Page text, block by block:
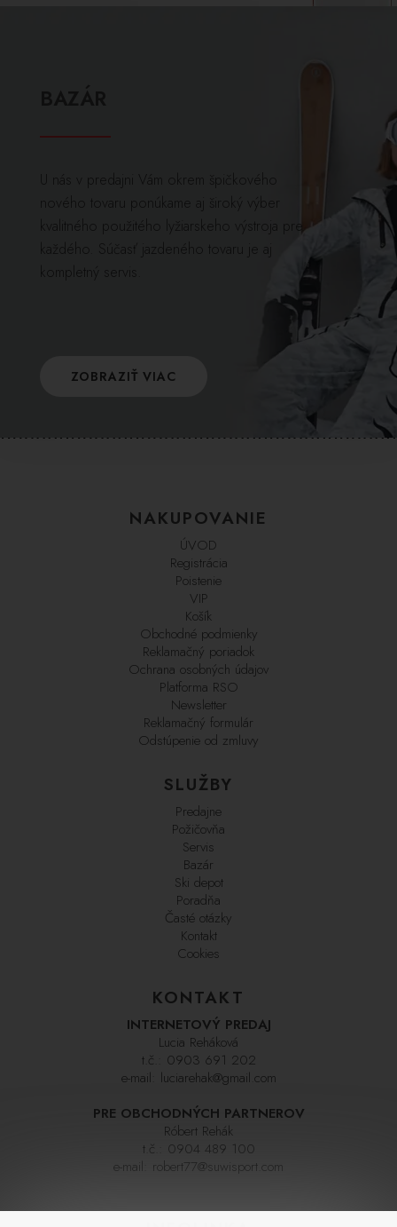
U nás v predajni Vám okrem špičkového
nového tovaru ponúkame aj široký výber
kvalitného použitého lyžiarskeho výstroja pre
každého. Súčasť jazdeného tovaru je aj
kompletný servis.
ZOBRAZIŤ VIAC
NAKUPOVANIE
ÚVOD
Registrácia
Poistenie
VIP
Košík
Obchodné podmienky
Reklamačný poriadok
Ochrana osobných údajov
Platforma RSO
Newsletter
Reklamačný formulár
Odstúpenie od zmluvy
SLUŽBY
Predajne
Požičovňa
Servis
Bazár
Ski depot
Poradňa
Časté otázky
Kontakt
Cookies
KONTAKT
INTERNETOVÝ PREDAJ
Lucia Reháková
t.č.: 0903 691 202
e-mail: luciarehak@gmail.com
PRE OBCHODNÝCH PARTNEROV
Róbert Rehák
t.č.: 0904 489 100
e-mail: robert77@suwisport.com